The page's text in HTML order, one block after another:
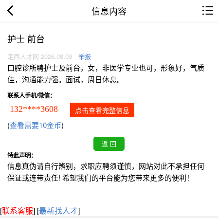
信息内容
护士 前台
定西人才网 2026.08.09 举报
口腔诊所聘护士及前台，女，非医学专业也可，形象好，气质
佳，沟通能力强。面试，周日休息。
联系人手机/微信：
132****3608 点击查看完整信息
(查看需要10金币)
特此声明：
信息真伪请自行辨别，求职应聘须谨慎，网站对此不承担任何
保证或连带责任! 希望我们的平台能为您带来更多的便利！
[联系客服] [最新找人才]